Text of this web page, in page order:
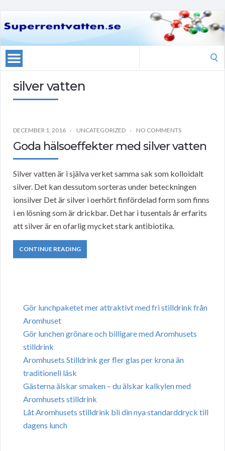
silver vatten
DECEMBER 1, 2016 UNCATEGORIZED NO COMMENTS
Goda hälsoeffekter med silver vatten
Silver vatten är i själva verket samma sak som kolloidalt
silver. Det kan dessutom sorteras under beteckningen
ionsilver Det är silver i oerhört finfördelad form som finns
i en lösning som är drickbar. Det har i tusentals år erfarits
att silver är en ofarlig mycket stark antibiotika.
CONTINUE READING
Gör lunchpaketet mer attraktivt med fri stilldrink från
Aromhuset
Gör lunchen grönare och billigare med Aromhusets
stilldrink
Aromhusets Stilldrink ger fler glas per krona än
traditionell läsk
Gästerna älskar smaken – du älskar kalkylen med
Aromhusets stilldrink
Låt Aromhusets stilldrink bli din nya standarddryck till
dagens lunch